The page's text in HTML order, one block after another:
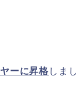
ーに昇格 しま